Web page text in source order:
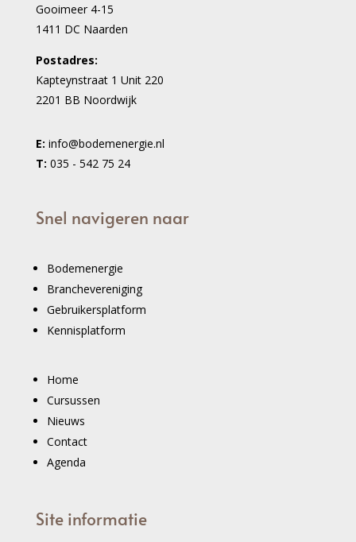
Gooimeer 4-15
1411 DC Naarden
Postadres:
Kapteynstraat 1 Unit 220
2201 BB Noordwijk
E: info@bodemenergie.nl
T: 035 - 542 75 24
Snel navigeren naar
Bodemenergie
Branchevereniging
Gebruikersplatform
Kennisplatform
Home
Cursussen
Nieuws
Contact
Agenda
Site informatie